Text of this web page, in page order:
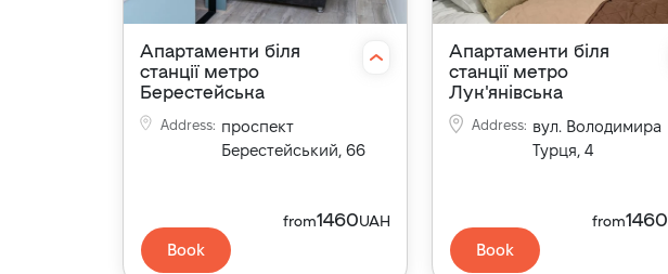
Апартаменти біля
станції метро
Берестейська
Address: проспект
Берестейський, 66
from1460UAH
Book
Апартаменти біля
станції метро
Лук'янівська
Address: вул. Володимира
Турця, 4
from1460
Book